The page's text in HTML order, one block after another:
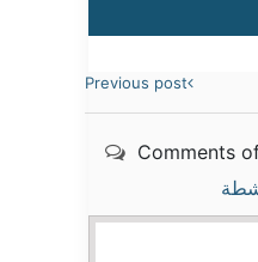
Previous post
Comments